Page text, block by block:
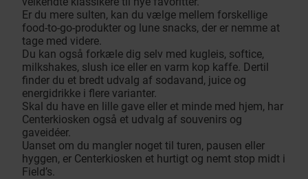
Er du mere sulten, kan du vælge mellem forskellige
food-to-go-produkter og lune snacks, der er nemme at
tage med videre.
Du kan også forkæle dig selv med kugleis, softice,
milkshakes, slush ice eller en varm kop kaffe. Dertil
finder du et bredt udvalg af sodavand, juice og
energidrikke i flere varianter.
Skal du have en lille gave eller et minde med hjem, har
Centerkiosken også et udvalg af souvenirs og
gaveidéer.
Uanset om du mangler noget til turen, pausen eller
hyggen, er Centerkiosken et hurtigt og nemt stop midt i
Field’s.